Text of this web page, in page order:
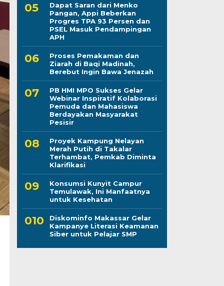
Dapat Saran dari Menko
Pangan, Appi Beberkan
Progres TPA 93 Persen dan
PSEL Masuk Pendampingan
APH
Proses Pemakaman dan
Ziarah di Baqi Madinah,
Berebut Ingin Bawa Jenazah
PB HMI MPO Sukses Gelar
Webinar Inspiratif Kolaborasi
Pemuda dan Mahasiswa
Berdayakan Masyarakat
Pesisir
Proyek Kampung Nelayan
Merah Putih di Takalar
Terhambat, Pemkab Diminta
Klarifikasi
Konsumsi Kunyit Campur
Temulawak, Ini Manfaatnya
untuk Kesehatan
Diskominfo Makassar Gelar
Kampanye Literasi Keamanan
Siber untuk Pelajar SMP